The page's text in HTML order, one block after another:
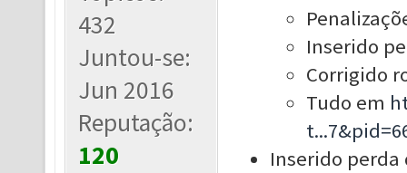
432
Juntou-se:
Jun 2016
Reputação:
120
Inserido
Corrigido
Tudo em
Inserido perda